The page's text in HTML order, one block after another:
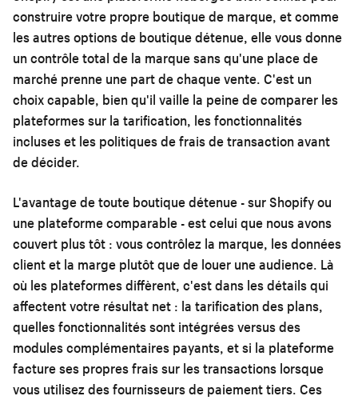
construire votre propre boutique de marque, et comme
les autres options de boutique détenue, elle vous donne
un contrôle total de la marque sans qu'une place de
marché prenne une part de chaque vente. C'est un
choix capable, bien qu'il vaille la peine de comparer les
plateformes sur la tarification, les fonctionnalités
incluses et les politiques de frais de transaction avant
de décider.
L'avantage de toute boutique détenue - sur Shopify ou
une plateforme comparable - est celui que nous avons
couvert plus tôt : vous contrôlez la marque, les données
client et la marge plutôt que de louer une audience. Là
où les plateformes diffèrent, c'est dans les détails qui
affectent votre résultat net : la tarification des plans,
quelles fonctionnalités sont intégrées versus des
modules complémentaires payants, et si la plateforme
facture ses propres frais sur les transactions lorsque
vous utilisez des fournisseurs de paiement tiers. Ces